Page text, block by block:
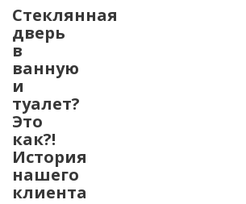
Стеклянная
дверь
в
ванную
и
туалет?
Это
как?!
История
нашего
клиента